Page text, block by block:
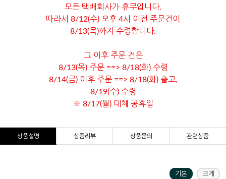
모든 택배회사가 휴무입니다.
따라서 8/12(수) 오후 4시 이전 주문건이
8/13(목)까지 수령합니다.
그 이후 주문 건은
8/13(목) 주문 ==> 8/18(화) 수령
8/14(금) 이후 주문 ==> 8/18(화) 출고,
8/19(수) 수령
※ 8/17(월) 대체 공휴일
상품설명 상품리뷰 상품문의 관련상품
기본 크게